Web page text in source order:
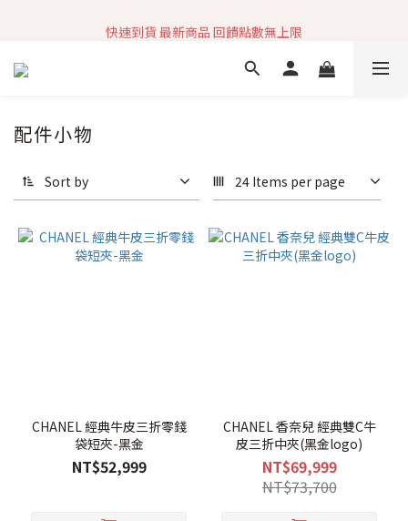
加入社群 獲取最新商品資訊
配件小物
Sort by 24 Items per page
CHANEL 經典牛皮三折零錢
袋短夾-黑金
NT$52,999
CHANEL 香奈兒 經典雙C牛
皮三折中夾(黑金logo)
NT$69,999
NT$73,700